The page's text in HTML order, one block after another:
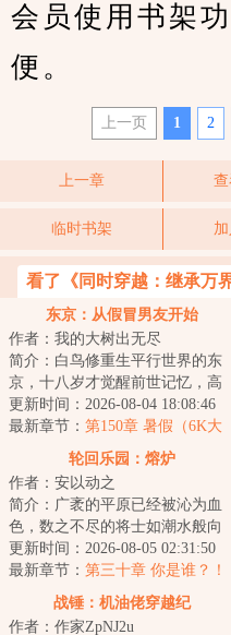
会员使用书架
便。
上一页 1 2
上一章
临时书架
看了《同时穿越：继承万
东京：从假冒男友开始
作者：我的大树出无尽
简介：白鸟修重生平行世界的东
京，十八岁才觉醒前世记忆，高
中的成绩不太理想，是喜欢跟人
争，被人敬而远...
更新时间：2026-08-04 18:08:46
最新章节： 第150章 暑假（6K大
轮回乐园：熔炉
作者：安以动之
简介：广袤的平原已经被沁为血
色，数之不尽的将士如潮水般向
徐岳涌去，却在临近时被一杆方
天画戟拍碎，化...
更新时间：2026-08-05 02:31:50
最新章节： 第三十章 你是谁？！
战锤：机油佬穿越纪
作者：作家ZpNJ2u